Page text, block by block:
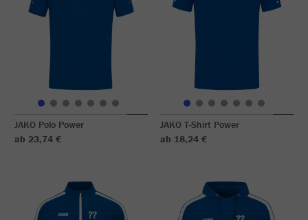
JAKO Polo Power
ab 23,74 €
JAKO T-Shirt Power
ab 18,24 €